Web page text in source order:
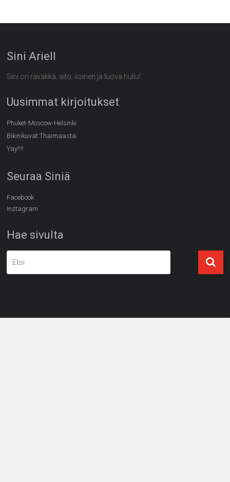
Sini Ariell
Sini on räväkkä, aito, iloinen ja luova hullu!
Uusimmat kirjoitukset
Phuket-Moscow-Helsinki
Bikinikuvat Thaimaasta
Yay!!!!
Seuraa Siniä
Facebook
Instagram
Hae sivulta